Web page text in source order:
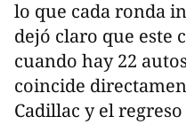
lo que cada ronda
dejó claro que este
cuando hay 22
coincide
Cadillac y el